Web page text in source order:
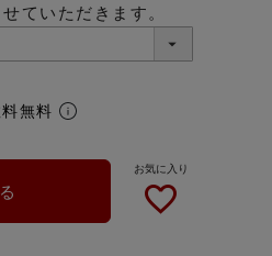
ていただきます。
無料